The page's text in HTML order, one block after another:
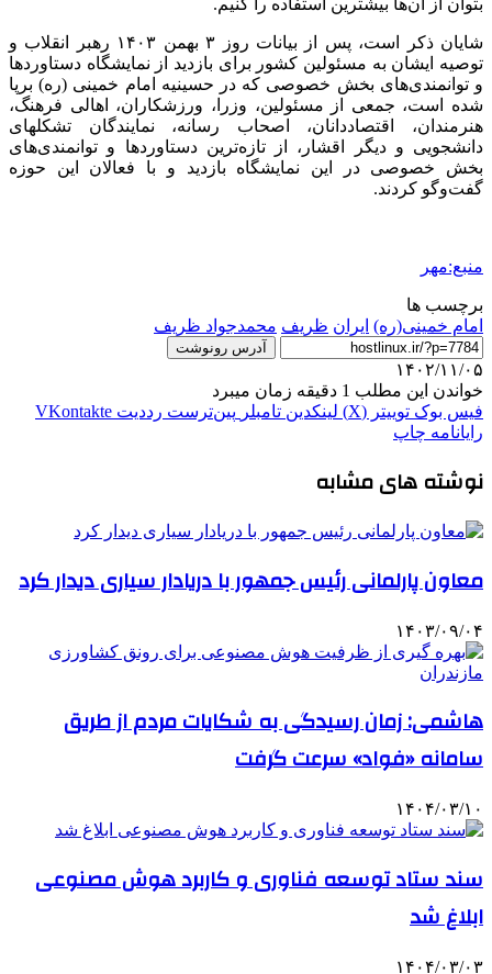
شایان ذکر است، پس از بیانات روز ۳ بهمن ۱۴۰۳ رهبر انقلاب و
توصیه ایشان به مسئولین کشور برای بازدید از نمایشگاه دستاوردها
و توانمندی‌های بخش خصوصی که در حسینیه امام خمینی (ره) برپا
شده است، جمعی از مسئولین، وزرا، ورزشکاران، اهالی فرهنگ،
هنرمندان، اقتصاددانان، اصحاب رسانه، نمایندگان تشکلهای
دانشجویی و دیگر اقشار، از تازه‌ترین دستاوردها و توانمندی‌های
بخش خصوصی در این نمایشگاه بازدید و با فعالان این حوزه
گفت‌وگو کردند.
منبع:مهر
برچسب ها
امام خمینی(ره) ایران ظریف محمدجواد ظریف
آدرس رونوشت
۱۴۰۲/۱۱/۰۵
خواندن این مطلب 1 دقیقه زمان میبرد
فیس بوک توییتر (X) لینکدین ‫تامبلر ‫پین‌ترست ‫رددیت ‫VKontakte
رایانامه چاپ
نوشته های مشابه
معاون پارلمانی رئیس جمهور با دریادار سیاری دیدار کرد
۱۴۰۳/۰۹/۰۴
هاشمی: زمان رسیدگی به شکایات مردم از طریق
سامانه «فواد» سرعت گرفت
۱۴۰۴/۰۳/۱۰
سند ستاد توسعه فناوری و کاربرد هوش مصنوعی
ابلاغ شد
۱۴۰۴/۰۳/۰۳